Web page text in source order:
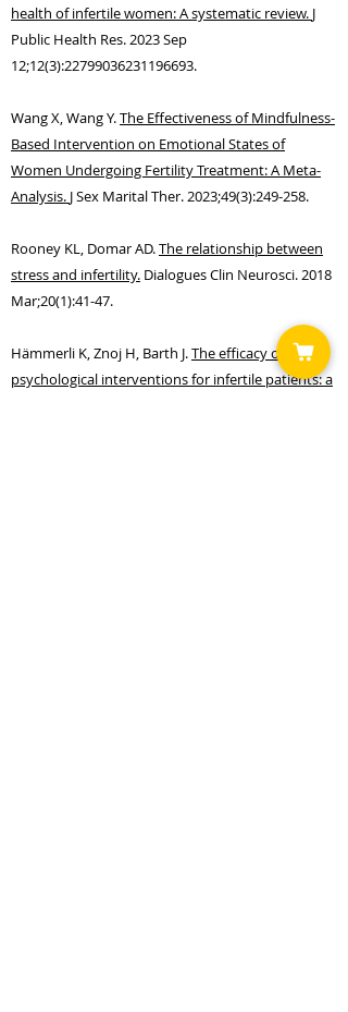
health of infertile women: A systematic review. J
Public Health Res. 2023 Sep
12;12(3):22799036231196693.
Wang X, Wang Y.The Effectiveness of Mindfulness-
Based Intervention on Emotional States of
Women Undergoing Fertility Treatment: A Meta-
Analysis. J Sex Marital Ther. 2023;49(3):249-258.
Rooney KL, Domar AD.The relationship between
stress and infertility. Dialogues Clin Neurosci. 2018
Mar;20(1):41-47.
Hämmerli K, Znoj H, Barth J.The efficacy of
psychological interventions for infertile patients: a